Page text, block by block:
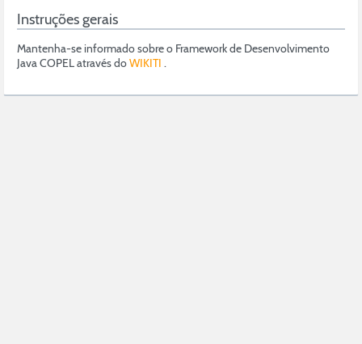
Instruções gerais
Mantenha-se informado sobre o Framework de Desenvolvimento
Java COPEL através doWIKITI .